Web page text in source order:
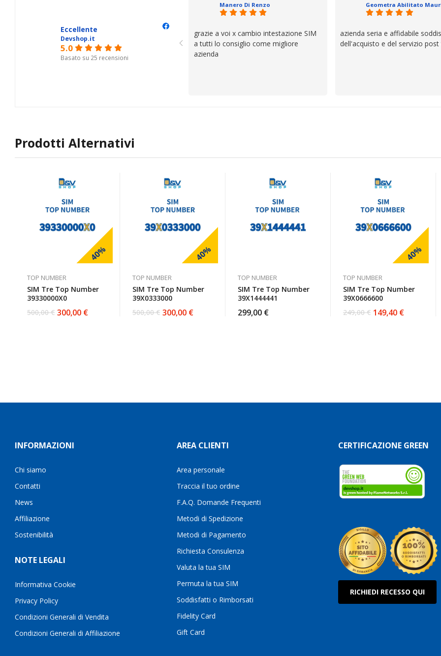
se avete bisogno siete in ottime mani.
Eccellente
Devshop.it
5.0
Basato su 25 recensioni
Manero Di Renzo
grazie a voi x cambio intestazione SIM
a tutti lo consiglio come migliore
azienda
azienda seria e affidabile
dell'acquisto e del servizio post
Prodotti Alternativi
40%
TOP NUMBER
SIM Tre Top Number
39330000X0
500,00€
Il 300,00 €
Il
40%
TOP NUMBER
SIM Tre Top Number
39X0333000
500,00€
Il 300,00 €
Il
TOP NUMBER
SIM Tre Top Number
39X1444441
299,00 €
40%
TOP NUMBER
SIM Tre Top Number
39X0666600
249,00€
Il 149,40 €
Il
INFORMAZIONI
Chi siamo
Contatti
News
Affiliazione
Sostenibilità
NOTE LEGALI
Informativa Cookie
Privacy Policy
Condizioni Generali di Vendita
Condizioni Generali di Affiliazione
AREA CLIENTI
Area personale
Traccia il tuo ordine
F.A.Q. Domande Frequenti
Metodi di Spedizione
Metodi di Pagamento
Richiesta Consulenza
Valuta la tua SIM
Permuta la tua SIM
Soddisfatti o Rimborsati
Fidelity Card
Gift Card
CERTIFICAZIONE GREEN
RICHIEDI RECESSO QUI